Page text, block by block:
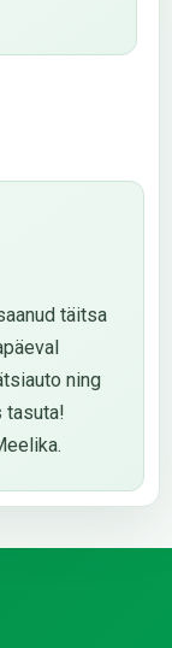
täitsa
ning
tasuta!